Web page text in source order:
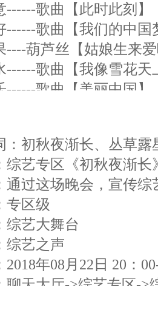
------歌曲【此时此刻】
------歌曲【我们的中国
----葫芦丝【姑娘生来
------歌曲【我像雪花天
------歌曲【美丽中国】
歌曲【走西口】
戏曲【春秋亭】
------歌曲【月亮】
------歌曲【树梢上的芭
------歌曲【只想一生把
歌曲【梧桐树】
歌曲【欢天喜地】
花开- 口琴【忧伤华尔
------歌曲【秋水伊人】
歌曲【鸿雁】
：初秋夜渐长、丛草
综艺专区《初秋夜渐长
通过这场晚会，宣传综
专区级
综艺大舞台
综艺之声
年08月22日 20：
聊天大厅->综艺专区->